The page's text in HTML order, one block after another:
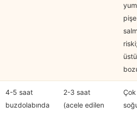
4-5 saat
buzdolabında
2-3 saat
(acele edilen
Çok